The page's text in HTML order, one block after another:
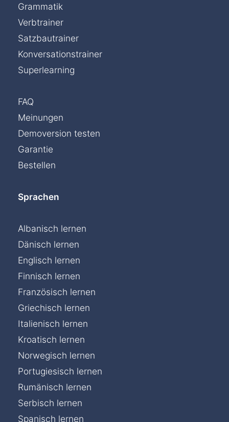
Grammatik
Verbtrainer
Satzbautrainer
Konversationstrainer
Superlearning
FAQ
Meinungen
Demoversion testen
Garantie
Bestellen
Sprachen
Albanisch lernen
Dänisch lernen
Englisch lernen
Finnisch lernen
Französisch lernen
Griechisch lernen
Italienisch lernen
Kroatisch lernen
Norwegisch lernen
Portugiesisch lernen
Rumänisch lernen
Serbisch lernen
Spanisch lernen